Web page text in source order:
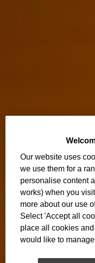
Our website uses
we use them for a
personalise content
works) when you
more about our use
Select 'Accept all
place all cookies
would like to